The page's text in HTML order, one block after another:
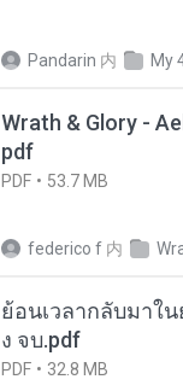
Pandarin 内 My
Wrath & Glory -
pdf
PDF 53.7 MB
federico f 内
ย้อนเวลากลับมาใ
ง จบ.pdf
PDF 32.8 MB